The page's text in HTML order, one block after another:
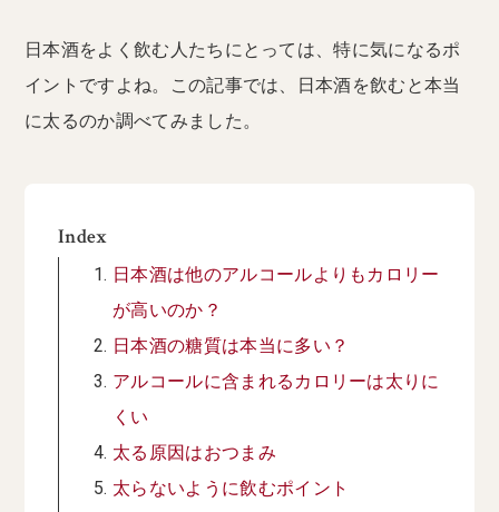
日本酒をよく飲む人たちにとっては、特に気になるポ
イントですよね。この記事では、日本酒を飲むと本当
に太るのか調べてみました。
Index
日本酒は他のアルコールよりもカロリー
が高いのか？
日本酒の糖質は本当に多い？
アルコールに含まれるカロリーは太りに
くい
太る原因はおつまみ
太らないように飲むポイント